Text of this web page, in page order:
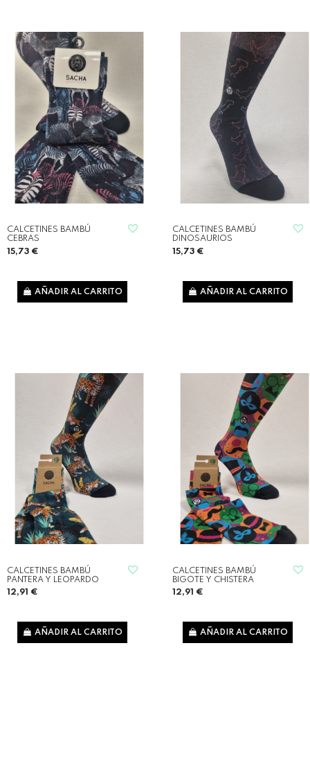
CALCETINES BAMBÚ
CEBRAS
15,73 €
AÑADIR AL CARRITO
CALCETINES BAMBÚ
DINOSAURIOS
15,73 €
AÑADIR AL CARRITO
CALCETINES BAMBÚ
PANTERA Y LEOPARDO
12,91 €
AÑADIR AL CARRITO
CALCETINES BAMBÚ
BIGOTE Y CHISTERA
12,91 €
AÑADIR AL CARRITO